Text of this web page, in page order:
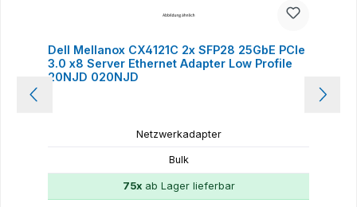
Dell Mellanox CX4121C 2x SFP28 25GbE PCIe
3.0 x8 Server Ethernet Adapter Low Profile
20NJD 020NJD
Netzwerkadapter
Bulk
75xab Lager lieferbar